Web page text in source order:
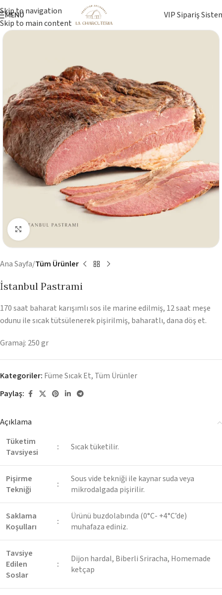
Skip to navigation
Skip to main content
MENÜ VIP Sipariş
Görüntüyü Büyüt
Ana Sayfa Tüm Ürünler
İstanbul Pastrami
170 saat baharat karışımlı sos ile marine edilmiş, 12 saat meşe
odunu ile sıcak tütsülenerek pişirilmiş, baharatlı, dana döş et.
Gramaj: 250 gr
Kategoriler: Füme Sıcak Et, Tüm Ürünler
Paylaş:
Açıklama
Tüketim
Tavsiyesi
: Sıcak tüketilir.
Pişirme
Tekniği
:
Sous vide tekniği ile kaynar suda veya
mikrodalgada pişirilir.
Saklama
Koşulları
:
Ürünü buzdolabında (0°C- +4°C’de)
muhafaza ediniz.
Tavsiye
Edilen
Soslar
:
Dijon hardal, Biberli Sriracha, Homemade
ketçap